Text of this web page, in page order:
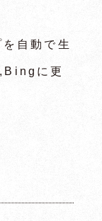
自動で生
に更